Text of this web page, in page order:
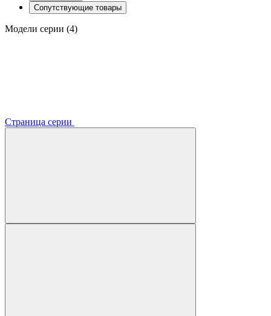
Сопутствующие товары
Модели серии (4)
Страница серии